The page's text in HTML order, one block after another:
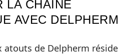
LA CHAÎNE
AVEC DELPHERM
atouts de Delpherm réside